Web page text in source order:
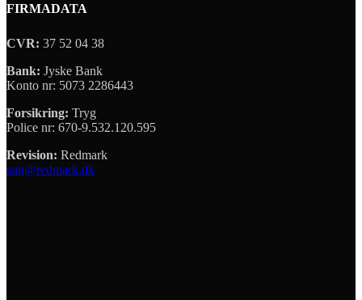
FIRMADATA
CVR: 37 52 04 38
Bank: Jyske Bank
Konto nr: 5073 2286443
Forsikring: Tryg
Police nr: 670-9.532.120.595
Revision: Redmark
sun@redmark.dk